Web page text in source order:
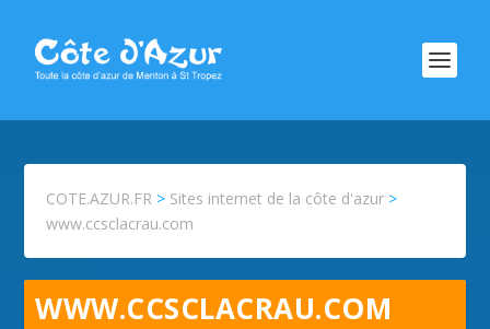
COTE.AZUR.FR > Sites internet de la côte d'azur >
www.ccsclacrau.com
WWW.CCSCLACRAU.COM